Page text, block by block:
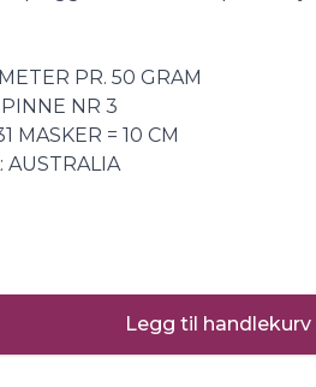
PR. 50 GRAM
NR 3
MASKER = 10 CM
AUSTRALIA
Legg til handlekurv